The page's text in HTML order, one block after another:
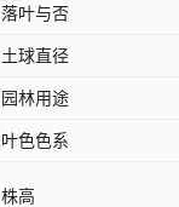
落叶与否
土球直径
园林用途
叶色色系
株高